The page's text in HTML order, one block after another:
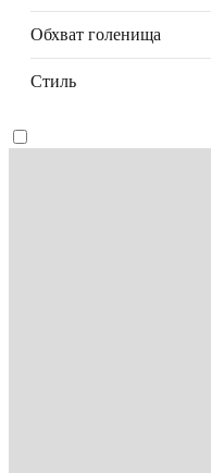
Обхват голенища
Стиль